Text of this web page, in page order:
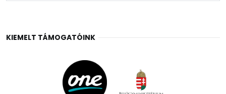
KIEMELT TÁMOGATÓINK